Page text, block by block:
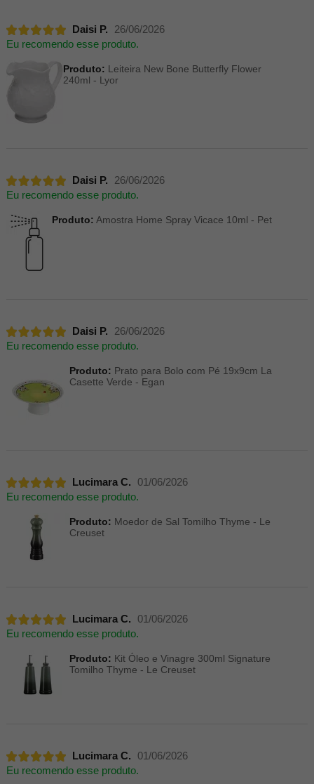
Daisi P.
26/06/2026
Eu recomendo esse produto.
Produto: Leiteira New Bone Butterfly Flower
240ml - Lyor
Daisi P.
26/06/2026
Eu recomendo esse produto.
Produto: Amostra Home Spray Vicace 10ml - Pet
Daisi P.
26/06/2026
Eu recomendo esse produto.
Produto: Prato para Bolo com Pé 19x9cm La
Casette Verde - Egan
Lucimara C.
01/06/2026
Eu recomendo esse produto.
Produto: Moedor de Sal Tomilho Thyme - Le
Creuset
Lucimara C.
01/06/2026
Eu recomendo esse produto.
Produto: Kit Óleo e Vinagre 300ml Signature
Tomilho Thyme - Le Creuset
Lucimara C.
01/06/2026
Eu recomendo esse produto.